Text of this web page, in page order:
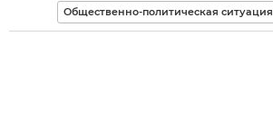
Общественно-политическая